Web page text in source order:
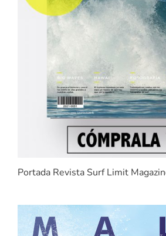
Portada Revista Surf Limit